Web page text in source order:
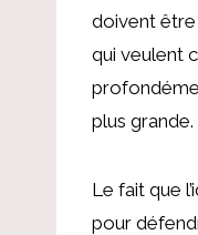
doivent être
qui veulent
plus grande.
Le fait que
pour